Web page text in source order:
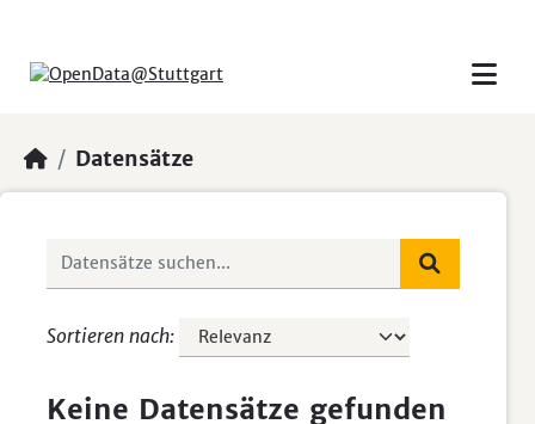
Datensätze
Sortieren nach
Keine Datensätze gefunden